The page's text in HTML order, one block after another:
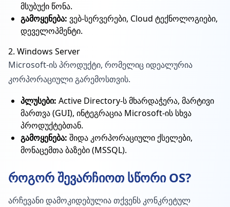
მსუბუქი წონა.
გამოყენება: ვებ-სერვერები, Cloud ტექნოლოგიები,
დეველოპმენტი.
2. Windows Server
Microsoft-ის პროდუქტი, რომელიც იდეალურია
კორპორაციული გარემოსთვის.
პლუსები: Active Directory-ს მხარდაჭერა, მარტივი
მართვა (GUI), ინტეგრაცია Microsoft-ის სხვა
პროდუქტებთან.
გამოყენება: შიდა კორპორაციული ქსელები,
მონაცემთა ბაზები (MSSQL).
როგორ შევარჩიოთ სწორი OS?
არჩევანი დამოკიდებულია თქვენს კონკრეტულ